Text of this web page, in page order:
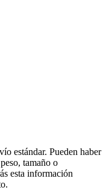
estándar. Pueden haber
tamaño o
esta información